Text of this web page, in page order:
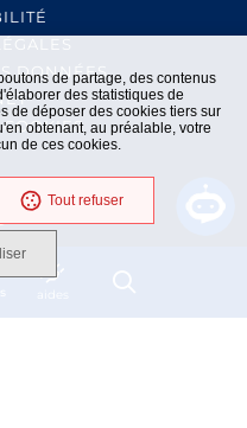
de partage, des contenus
des statistiques de
de déposer des cookies tiers sur
obtenant, au préalable, votre
de ces cookies.
Tout refuser
aides
DONNÉES
En cours